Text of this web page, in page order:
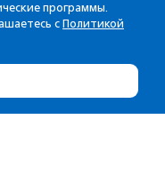
программы.
с Политикой